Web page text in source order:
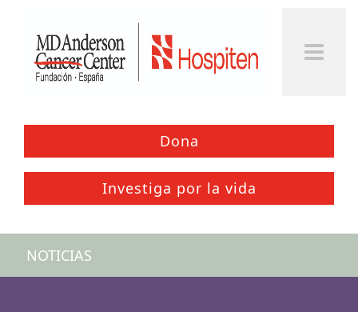
Dona
Investiga por la vida
NOTICIAS